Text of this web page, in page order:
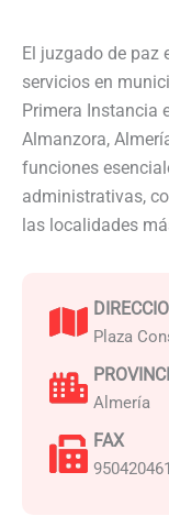
El juzgado de paz
servicios en
Primera Instancia
Almanzora,
funciones
administrativas,
las localidades
Plaza
Almería
FAX
950420461